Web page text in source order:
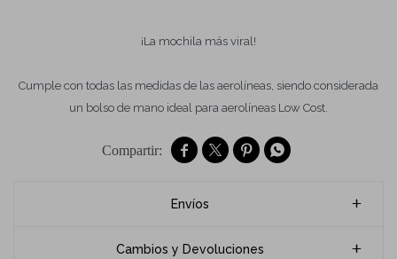
¡La mochila más viral!
Cumple con todas las medidas de las aerolíneas, siendo considerada
un bolso de mano ideal para aerolíneas Low Cost.
   
Envíos
Cambios y Devoluciones